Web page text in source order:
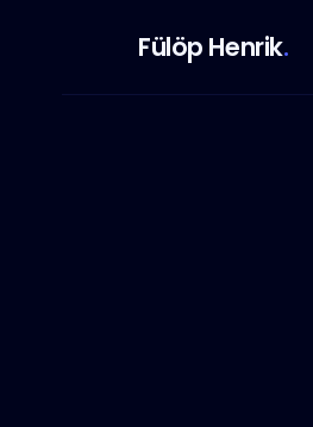
Fülöp Henrik.